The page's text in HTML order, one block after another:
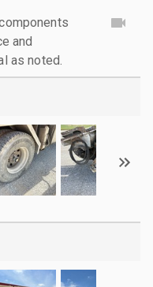
and
as noted.